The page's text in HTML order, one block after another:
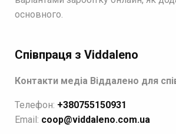
основного.
Співпраця з Viddaleno
Контакти медіа Віддалено для
Телефон: +380755150931
Email: coop@viddaleno.com.ua